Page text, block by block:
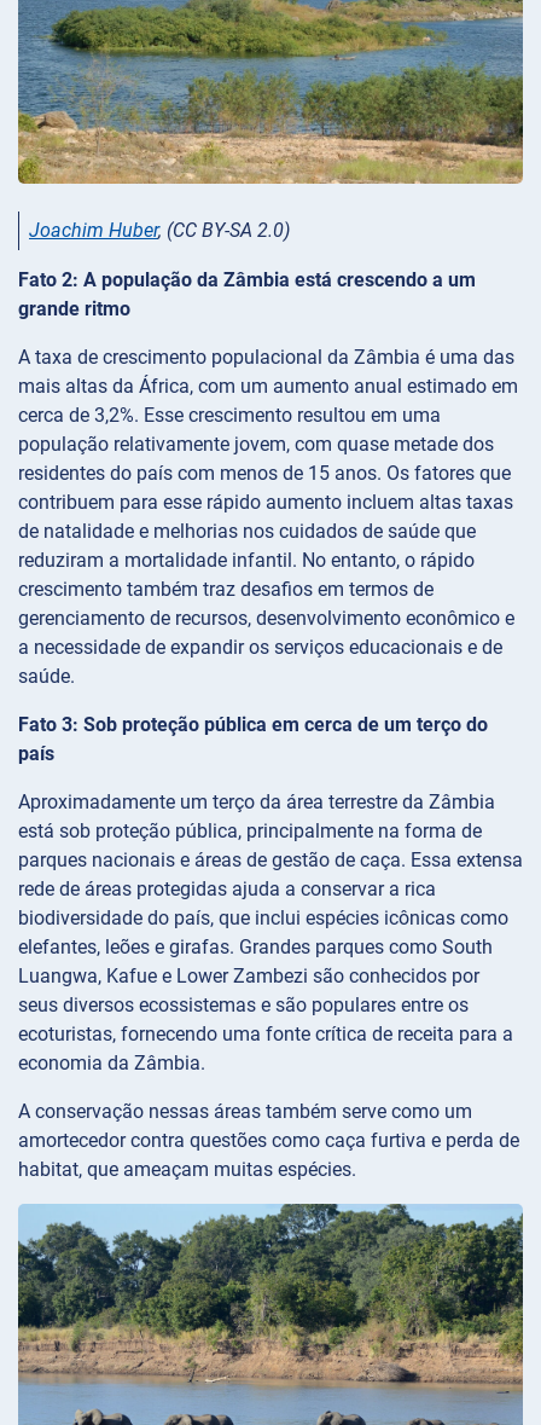
Joachim Huber, (CC BY-SA 2.0)
Fato 2: A população da Zâmbia está crescendo a um
grande ritmo
A taxa de crescimento populacional da Zâmbia é uma das
mais altas da África, com um aumento anual estimado em
cerca de 3,2%. Esse crescimento resultou em uma
população relativamente jovem, com quase metade dos
residentes do país com menos de 15 anos. Os fatores que
contribuem para esse rápido aumento incluem altas taxas
de natalidade e melhorias nos cuidados de saúde que
reduziram a mortalidade infantil. No entanto, o rápido
crescimento também traz desafios em termos de
gerenciamento de recursos, desenvolvimento econômico e
a necessidade de expandir os serviços educacionais e de
saúde.
Fato 3: Sob proteção pública em cerca de um terço do
país
Aproximadamente um terço da área terrestre da Zâmbia
está sob proteção pública, principalmente na forma de
parques nacionais e áreas de gestão de caça. Essa extensa
rede de áreas protegidas ajuda a conservar a rica
biodiversidade do país, que inclui espécies icônicas como
elefantes, leões e girafas. Grandes parques como South
Luangwa, Kafue e Lower Zambezi são conhecidos por
seus diversos ecossistemas e são populares entre os
ecoturistas, fornecendo uma fonte crítica de receita para a
economia da Zâmbia.
A conservação nessas áreas também serve como um
amortecedor contra questões como caça furtiva e perda de
habitat, que ameaçam muitas espécies.